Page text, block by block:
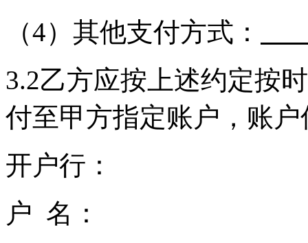
（4）其他支付方式：
3.2乙方应按上述约定按
付至甲方指定账户，账
开户行：
户 名：